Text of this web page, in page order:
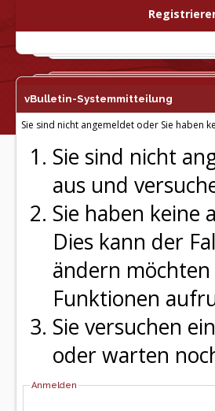
vBulletin-Systemmitteilung
Sie sind nicht angemeldet oder Sie haben
Sie sind nicht
aus und
Sie haben keine
Dies kann der
ändern
Funktionen
Sie versuchen
oder warten
Anmelden